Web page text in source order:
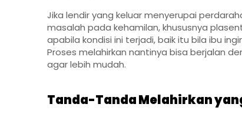
Jika lendir yang keluar menyerupai
masalah pada kehamilan, khususnya
apabila kondisi ini terjadi, baik itu bila ibu
Proses melahirkan nantinya bisa berjalan
agar lebih mudah.
Tanda-Tanda Melahirkan